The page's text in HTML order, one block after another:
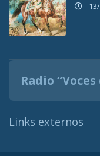
Radio
Links externos